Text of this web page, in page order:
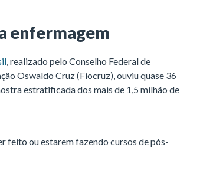
enfermagem
, realizado pelo Conselho Federal de
Oswaldo Cruz (Fiocruz), ouviu quase 36
estratificada dos mais de 1,5 milhão de
feito ou estarem fazendo cursos de pós-